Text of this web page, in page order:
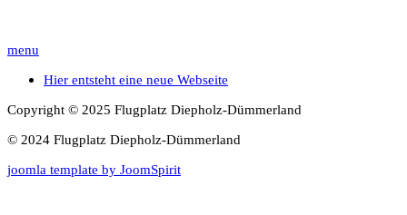
menu
Hier entsteht eine neue Webseite
Copyright © 2025 Flugplatz Diepholz-Dümmerland
© 2024 Flugplatz Diepholz-Dümmerland
joomla template by JoomSpirit